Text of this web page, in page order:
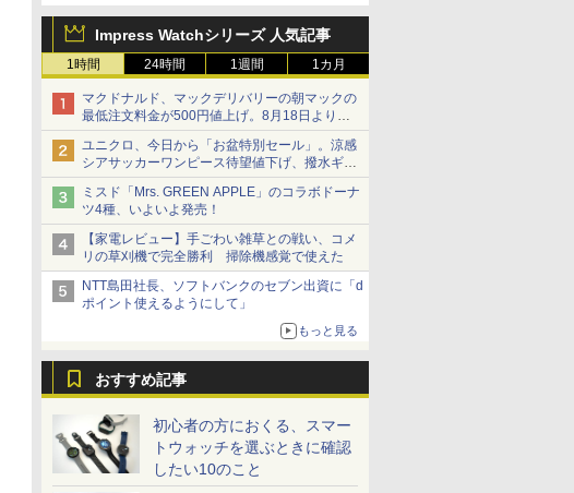
Impress Watchシリーズ 人気記事
1時間 24時間 1週間 1カ月
マクドナルド、マックデリバリーの朝マックの
最低注文料金が500円値上げ。8月18日より
1,500円から受付
ユニクロ、今日から「お盆特別セール」。涼感
シアサッカーワンピース待望値下げ、撥水ギア
ショーツは1990円に
ミスド「Mrs. GREEN APPLE」のコラボドーナ
ツ4種、いよいよ発売！
【家電レビュー】手ごわい雑草との戦い、コメ
リの草刈機で完全勝利 掃除機感覚で使えた
NTT島田社長、ソフトバンクのセブン出資に「d
ポイント使えるようにして」
もっと見る
おすすめ記事
初心者の方におくる、スマー
トウォッチを選ぶときに確認
したい10のこと